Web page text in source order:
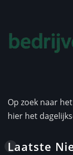
Op zoek naar
hier het
Laatste